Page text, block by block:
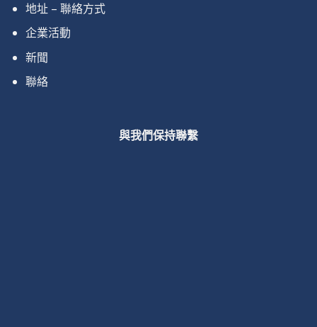
地址 – 聯絡方式
企業活動
新聞
聯絡
與我們保持聯繫